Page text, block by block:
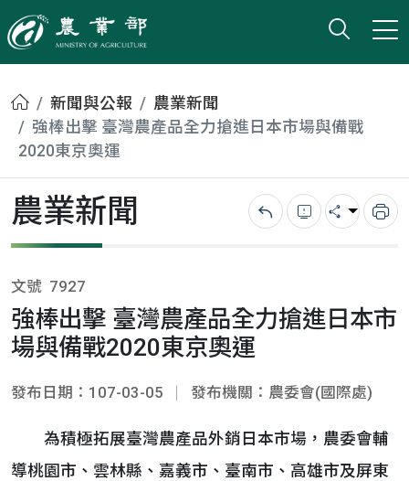
農業部
打開
小版
首頁新聞與公報
農業新聞
強棒出擊 臺灣農產品全力搶進日本市場與備戰
2020東京奧運
農業新聞 回上一頁錯誤回報
分享 列
文號 7927
強棒出擊 臺灣農產品全力搶進日本市
場與備戰2020東京奧運
發布日期：107-03-05 發布機關：農委會(國際處)
為積極拓展臺灣農產品外銷日本市場，農委會輔
導桃園市、雲林縣、嘉義市、臺南市、高雄市及屏東